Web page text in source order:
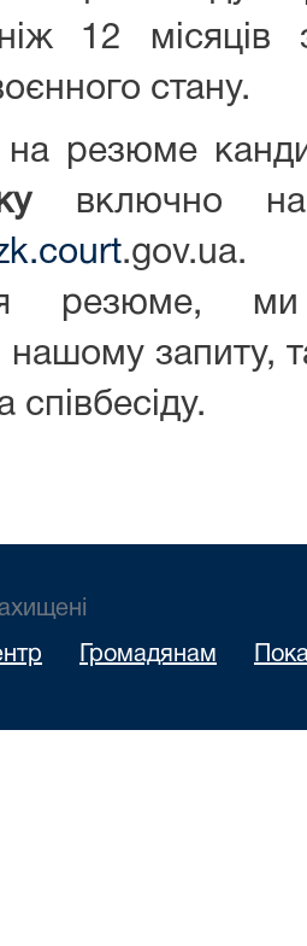
12
стану.
резюме
включно
резюме,
нашому запиту,
співбесіду.
Громадянам